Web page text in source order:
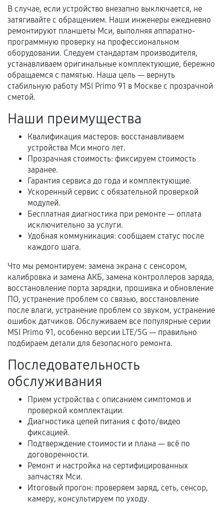
техническим характеристикам.
Документы для подтверждения
гарантии
Гарантийный талон.
Документы на установленные комплектующие
и кассовый чек.
Расширенная гарантия
В некоторых случаях возможно оформление
расширенной гарантии. Стоимость, сроки и
условия продления согласовываются отдельно и
фиксируются в документах.
Когда гарантия не действует
Нарушение правил эксплуатации,
механические повреждения, попадание влаги,
перегрев, коррозия.
Самостоятельный ремонт или вмешательство
Естественный износ деталей, если иное не
предусмотрено отдельно.
Обращение после окончания гарантийного
срока.
Программные сбои, если это не указано в
отдельных условиях.
Если комплектующие куплены
самостоятельно
В случае, если устройство внезапно выключается, не
затягивайте с обращением. Наши инженеры ежедневно
ремонтируют планшеты Мси, выполняя аппаратно-
программную проверку на профессиональном
оборудовании. Следуем стандартам производителя,
устанавливаем оригинальные комплектующие, бережно
обращаемся с памятью. Наша цель — вернуть
стабильную работу MSI Primo 91 в Москве с прозрачной
сметой.
Наши преимущества
Квалификация мастеров: восстанавливаем
устройства Мси много лет.
Прозрачная стоимость: фиксируем стоимость
заранее.
Гарантия сервиса до года и комплектующие.
Ускоренный сервис с обязательной проверкой
модулей.
Бесплатная диагностика при ремонте — оплата
исключительно за услуги.
Удобная коммуникация: сообщаем статус после
каждого шага.
Что мы ремонтируем: замена экрана с сенсором,
калибровка и замена АКБ, замена контроллеров заряда,
восстановление порта зарядки, прошивка и обновление
ПО, устранение проблем со связью, восстановление
после влаги, устранение проблем со звуком, устранение
ошибок датчиков. Обслуживаем все популярные серии
MSI Primo 91, особенно версии LTE/5G — правильно
подбираем детали для безопасного ремонта.
Последовательность
обслуживания
Прием устройства с описанием симптомов и
проверкой комплектации.
Диагностика цепей питания с фото/видео
фиксацией.
Подтверждение стоимости и плана — всё по
договоренности.
Ремонт и настройка на сертифицированных
запчастях Мси.
Итоговый прогон: проверяем заряд, сеть, сенсор,
камеру, консультируем по уходу.